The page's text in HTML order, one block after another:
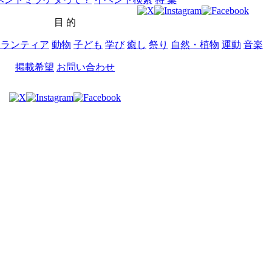
目 的
ンティア 動物 子ども 学び 癒し 祭り 自然・植物 運動 音楽
掲載希望 お問い合わせ